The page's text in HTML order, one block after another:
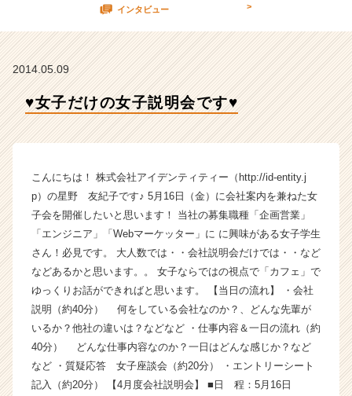
【株
デ
テ
テ
ィ
の
タ
イ
ム
ラ
イ
ン】
ベ
ン
チ
インタビュー >
2014.05.09
♥︎女子だけの女子説明会です♥︎
こんにちは！ 株式会社アイデンティティー（http://id-entity.j
p）の星野 友紀子です♪ 5月16日（金）に会社案内を兼ねた女
子会を開催したいと思います！ 当社の募集職種「企画営業」
「エンジニア」「Webマーケッター」に に興味がある女子学生
さん！必見です。 大人数では・・会社説明会だけでは・・など
などあるかと思います。。 女子ならではの視点で「カフェ」で
ゆっくりお話ができればと思います。 【当日の流れ】 ・会社
説明（約40分） 何をしている会社なのか？、どんな先輩が
いるか？他社の違いは？などなど ・仕事内容＆一日の流れ（約
40分） どんな仕事内容なのか？一日はどんな感じか？など
など ・質疑応答 女子座談会（約20分） ・エントリーシート
記入（約20分） 【4月度会社説明会】 ■日 程：5月16日